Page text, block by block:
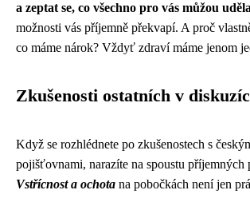
a zeptat se, co všechno pro vás můžou
možnosti vás příjemně překvapí. A proč
co máme nárok? Vždyť zdraví máme jenom
Zkušenosti ostatních v
Když se rozhlédnete po zkušenostech s
pojišťovnami, narazíte na spoustu příjemných
Vstřícnost a ochota na pobočkách není jen